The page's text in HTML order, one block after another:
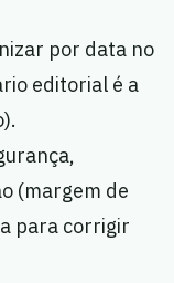
por data no
editorial é a
(margem de
para corrigir